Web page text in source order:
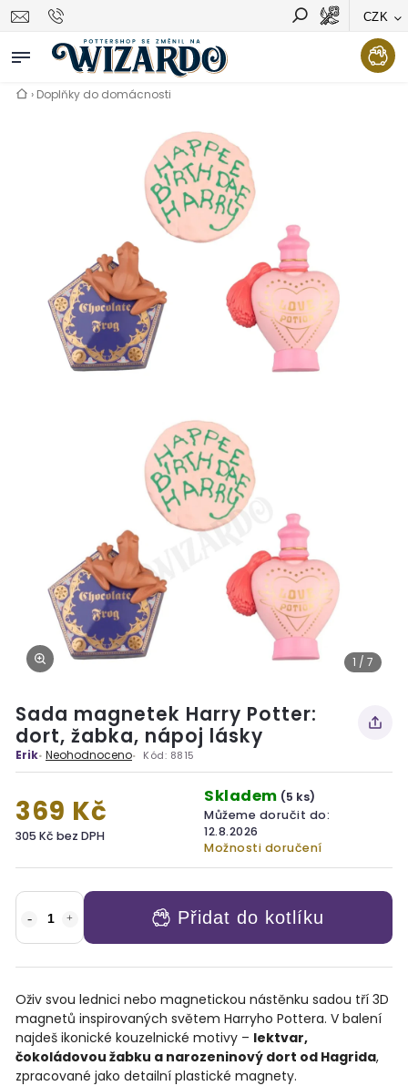
CZK
Vyhledávání Hledat
› Doplňky do domácnosti
1 / 7
Sada magnetek Harry Potter:
dort, žabka, nápoj lásky
Erik Neohodnoceno Kód: 8815
369 Kč
305 Kč bez DPH
Skladem (5 ks)
Můžeme doručit do:
12.8.2026
Možnosti doručení
Přidat do kotlíku
Oživ svou lednici nebo magnetickou nástěnku sadou tří 3D
magnetů inspirovaných světem Harryho Pottera. V balení
najdeš ikonické kouzelnické motivy – lektvar,
čokoládovou žabku a narozeninový dort od Hagrida,
zpracované jako detailní plastické magnety.